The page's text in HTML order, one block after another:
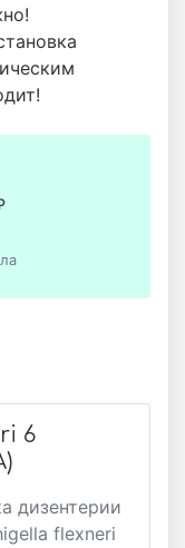
6
дизентерии
flexneri